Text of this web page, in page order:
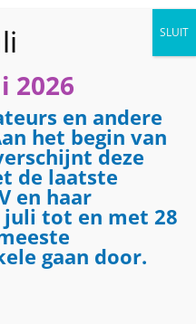
2026
en andere
het begin van
deze
de laatste
en haar
tot en met 28
gaan door.